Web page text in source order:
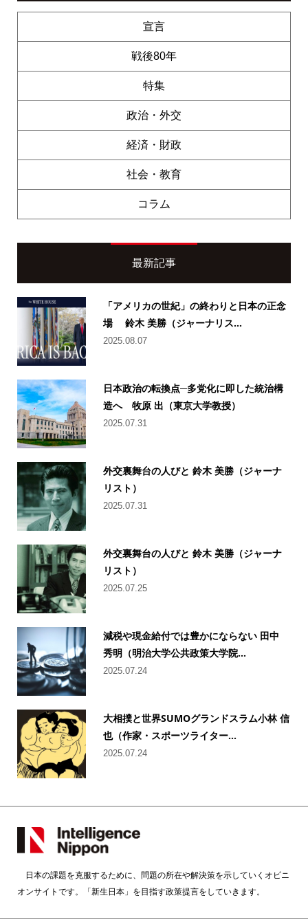
宣言
戦後80年
特集
政治・外交
経済・財政
社会・教育
コラム
最新記事
「アメリカの世紀」の終わりと日本の正念
場 鈴木 美勝（ジャーナリス...
2025.08.07
日本政治の転換点─多党化に即した統治構
造へ 牧原 出（東京大学教授）
2025.07.31
外交裏舞台の人びと 鈴木 美勝（ジャーナ
リスト）
2025.07.31
外交裏舞台の人びと 鈴木 美勝（ジャーナ
リスト）
2025.07.25
減税や現金給付では豊かにならない 田中
秀明（明治大学公共政策大学院...
2025.07.24
大相撲と世界SUMOグランドスラム小林 信
也（作家・スポーツライター...
2025.07.24
日本の課題を克服するために、問題の所在や解決策を示していくオピニ
オンサイトです。「新生日本」を目指す政策提言をしていきます。